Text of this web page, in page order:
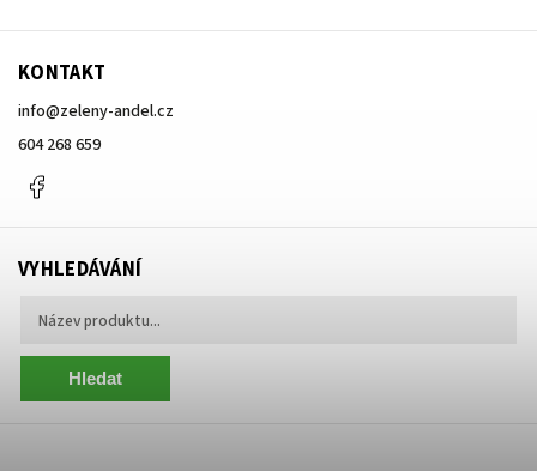
KONTAKT
info@zeleny-andel.cz
604 268 659
VYHLEDÁVÁNÍ
Hledat